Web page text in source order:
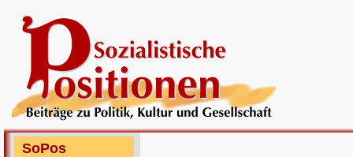
SoPos